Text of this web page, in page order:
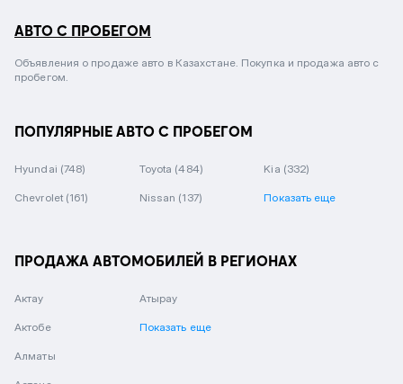
АВТО С ПРОБЕГОМ
Объявления о продаже авто в Казахстане. Покупка и продажа авто с
пробегом.
ПОПУЛЯРНЫЕ АВТО С ПРОБЕГОМ
Hyundai (748) Toyota (484) Kia (332)
Chevrolet (161) Nissan (137) Показать еще
ПРОДАЖА АВТОМОБИЛЕЙ В РЕГИОНАХ
Актау
Актобе
Алматы
Атырау
Показать еще